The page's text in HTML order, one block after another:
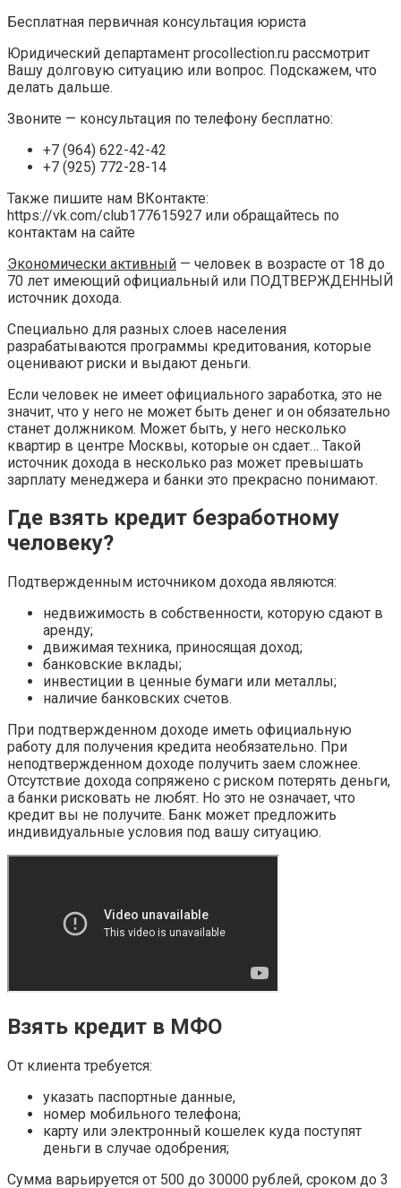
Бесплатная первичная консультация юриста
Юридический департамент procollection.ru рассмотрит
Вашу долговую ситуацию или вопрос. Подскажем, что
делать дальше.
Звоните — консультация по телефону бесплатно:
+7 (964) 622-42-42
+7 (925) 772-28-14
Также пишите нам ВКонтакте:
https://vk.com/club177615927 или обращайтесь по
контактам на сайте
Экономически активный — человек в возрасте от 18 до
70 лет имеющий официальный или ПОДТВЕРЖДЕННЫЙ
источник дохода.
Специально для разных слоев населения
разрабатываются программы кредитования, которые
оценивают риски и выдают деньги.
Если человек не имеет официального заработка, это не
значит, что у него не может быть денег и он обязательно
станет должником. Может быть, у него несколько
квартир в центре Москвы, которые он сдает… Такой
источник дохода в несколько раз может превышать
зарплату менеджера и банки это прекрасно понимают.
Где взять кредит безработному
человеку?
Подтвержденным источником дохода являются:
недвижимость в собственности, которую сдают в
аренду;
движимая техника, приносящая доход;
банковские вклады;
инвестиции в ценные бумаги или металлы;
наличие банковских счетов.
При подтвержденном доходе иметь официальную
работу для получения кредита необязательно. При
неподтвержденном доходе получить заем сложнее.
Отсутствие дохода сопряжено с риском потерять деньги,
а банки рисковать не любят. Но это не означает, что
кредит вы не получите. Банк может предложить
индивидуальные условия под вашу ситуацию.
Взять кредит в МФО
От клиента требуется:
указать паспортные данные,
номер мобильного телефона;
карту или электронный кошелек куда поступят
деньги в случае одобрения;
Сумма варьируется от 500 до 30000 рублей, сроком до 3